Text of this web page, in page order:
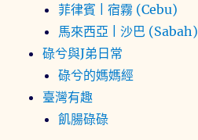
菲律賓 | 宿霧 (Cebu)
馬來西亞 | 沙巴 (Sabah)
碌兮與J弟日常
碌兮的媽媽經
臺灣有趣
飢腸碌碌